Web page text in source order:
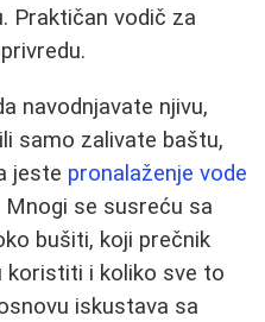
Praktičan vodič za
navodnjavate njivu,
samo zalivate baštu,
jeste pronalaženje vode
Mnogi se susreću sa
bušiti, koji prečnik
koristiti i koliko sve to
iskustava sa